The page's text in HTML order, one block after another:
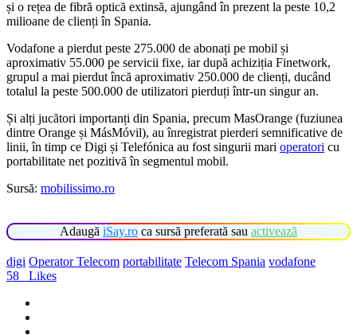
și o rețea de fibră optică extinsă, ajungând în prezent la peste 10,2
milioane de clienți în Spania.
Vodafone a pierdut peste 275.000 de abonați pe mobil și
aproximativ 55.000 pe servicii fixe, iar după achiziția Finetwork,
grupul a mai pierdut încă aproximativ 250.000 de clienți, ducând
totalul la peste 500.000 de utilizatori pierduți într-un singur an.
Și alți jucători importanți din Spania, precum MasOrange (fuziunea
dintre Orange și MásMóvil), au înregistrat pierderi semnificative de
linii, în timp ce Digi și Telefónica au fost singurii mari operatori cu
portabilitate net pozitivă în segmentul mobil.
Sursă: mobilissimo.ro
Adaugă iSay.ro ca sursă preferată sau activează
digi Operator Telecom portabilitate Telecom Spania vodafone
58
Likes